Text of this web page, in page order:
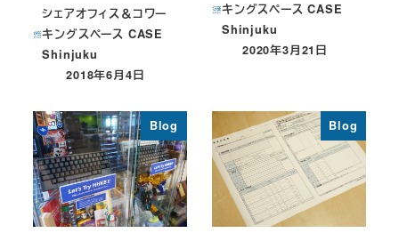
シェアオフィス＆コワー
キングスペース CASE
Shinjuku
投稿日
2018年6月4日
キングスペース CASE
Shinjuku
投稿日
2020年3月21日
Blog Blog